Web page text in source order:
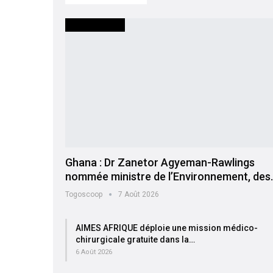
Ghana : Dr Zanetor Agyeman-Rawlings
nommée ministre de l’Environnement,
Togoscoop 7 Août 2026
AIMES AFRIQUE déploie une mission médico-
chirurgicale gratuite dans la…
6 Août 2026